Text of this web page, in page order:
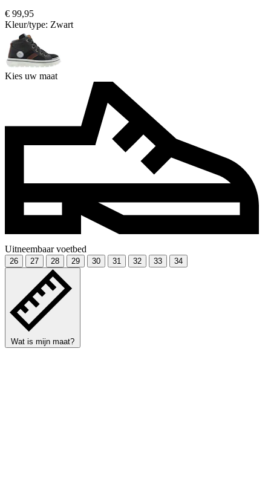
€ 99,95
Kleur/type: Zwart
Kies uw maat
Uitneembaar voetbed
26 27 28 29 30 31 32 33 34
Wat is mijn maat?